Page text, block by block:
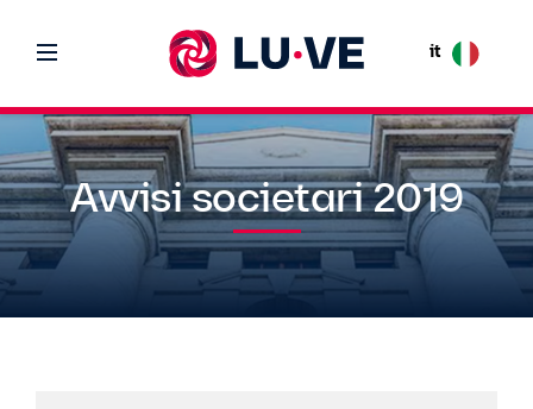
it
Avvisi societari 2019